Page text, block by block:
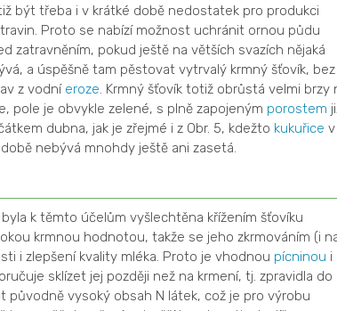
být třeba i v krátké době nedostatek pro produkci
Proto se nabízí možnost uchránit ornou půdu
zatravněním, pokud ještě na větších svazích nějaká
a úspěšně tam pěstovat vytrvalý krmný šťovík, bez
z vodní eroze . Krmný šťovík totiž obrůstá velmi brzy
pole je obvykle zelené, s plně zapojeným porostem
dubna, jak je zřejmé i z Obr. 5, kdežto kukuřice v
nebývá mnohdy ještě ani zasetá.
k těmto účelům vyšlechtěna křížením šťovíku
krmnou hodnotou, takže se jeho zkrmováním (i
i zlepšení kvality mléka. Proto je vhodnou pícninou i
sklízet jej později než na krmení, tj. zpravidla do
vysoký obsah N látek, což je pro výrobu